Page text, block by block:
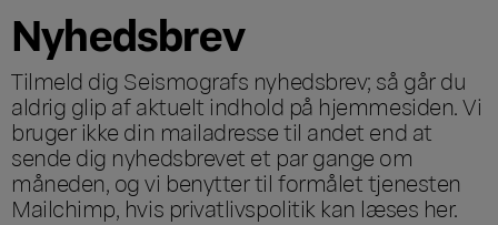
Nyhedsbrev
Tilmeld dig Seismografs nyhedsbrev; så går du
aldrig glip af aktuelt indhold på hjemmesiden. Vi
bruger ikke din mailadresse til andet end at
sende dig nyhedsbrevet et par gange om
måneden, og vi benytter til formålet tjenesten
Mailchimp, hvis privatlivspolitik kan læses her.